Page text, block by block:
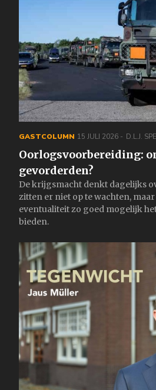
GASTCOLUMN 15 JULI 2026 D.L.J.
Oorlogsvoorbereiding:
gevorderden?
De krijgsmacht denkt dagelijks
zitten er niet op te wachten,
eventualiteit zo goed mogelijk
bieden.